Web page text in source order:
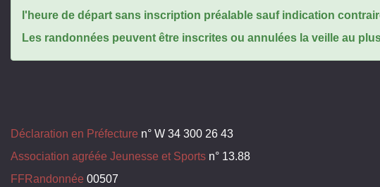
l'heure de départ sans inscription préalable sauf indication
Les randonnées peuvent être inscrites ou annulées la veille au
Déclaration en Préfecture n° W 34 300 26 43
Association agréée Jeunesse et Sports n° 13.88
FFRandonnée 00507